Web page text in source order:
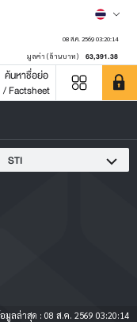
08 ส.ค. 2569 03:20:14
มูลค่า (ล้านบาท) 63,391.38
ค้นหาชื่อย่อ
/ Factsheet
STI
มูลล่าสุด : 08 ส.ค. 2569 03:20:14